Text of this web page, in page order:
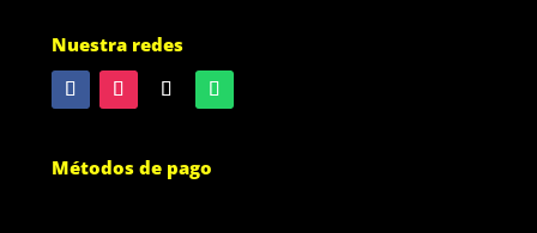
Nuestra redes
Métodos de pago